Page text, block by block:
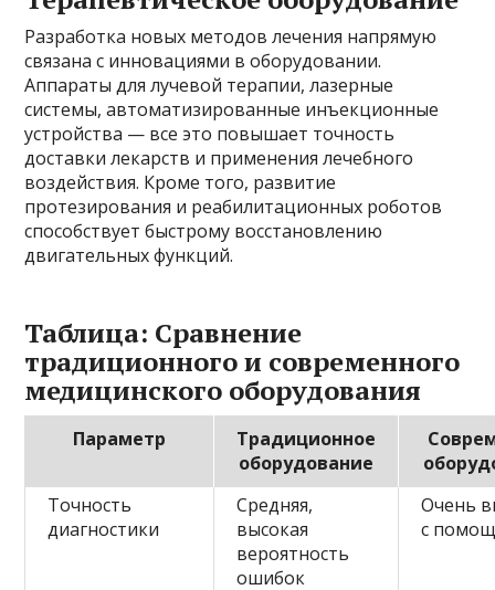
Разработка новых методов лечения напрямую
связана с инновациями в оборудовании.
Аппараты для лучевой терапии, лазерные
системы, автоматизированные инъекционные
устройства — все это повышает точность
доставки лекарств и применения лечебного
воздействия. Кроме того, развитие
протезирования и реабилитационных роботов
способствует быстрому восстановлению
двигательных функций.
Таблица: Сравнение
традиционного и современного
медицинского оборудования
Параметр
Традиционное
оборудование
Точность
диагностики
Средняя,
высокая
вероятность
ошибок
Очень
с